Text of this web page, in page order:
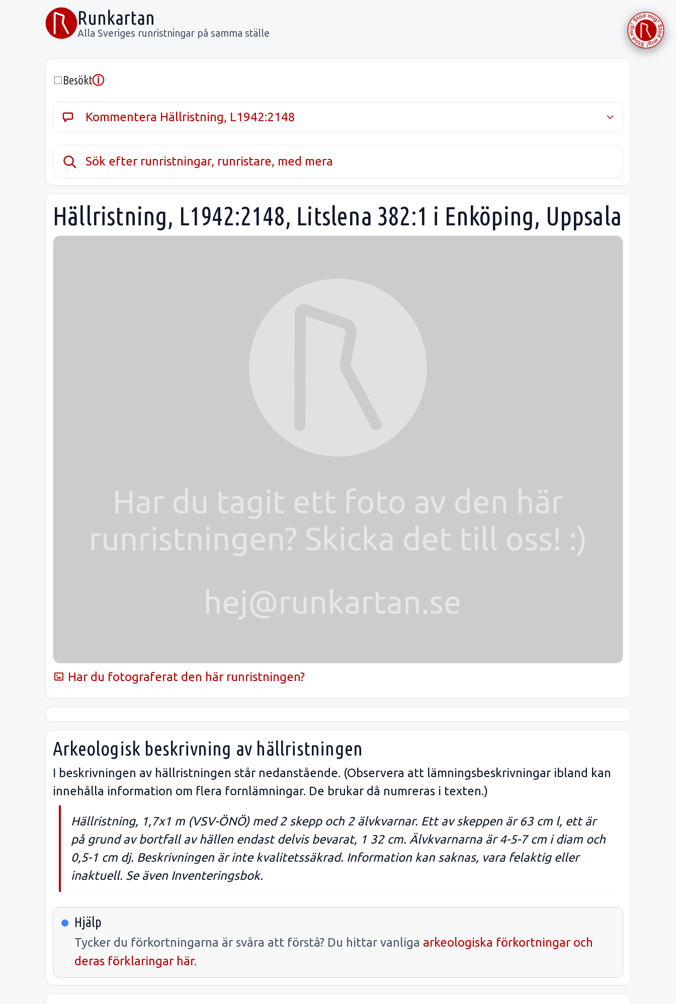
Runkartan
Alla Sveriges runristningar på samma ställe
Besöktⓘ
Kommentera Hällristning, L1942:2148
Sök efter runristningar, runristare, med mera
Hällristning, L1942:2148, Litslena 382:1 i Enköping, Uppsala
Har du fotograferat den här runristningen?
Arkeologisk beskrivning av hällristningen
I beskrivningen av hällristningen står nedanstående. (Observera att lämningsbeskrivningar ibland kan
innehålla information om flera fornlämningar. De brukar då numreras i texten.)
Hällristning, 1,7x1 m (VSV-ÖNÖ) med 2 skepp och 2 älvkvarnar. Ett av skeppen är 63 cm l, ett är
på grund av bortfall av hällen endast delvis bevarat, 1 32 cm. Älvkvarnarna är 4-5-7 cm i diam och
0,5-1 cm dj. Beskrivningen är inte kvalitetssäkrad. Information kan saknas, vara felaktig eller
inaktuell. Se även Inventeringsbok.
Hjälp
Tycker du förkortningarna är svåra att förstå? Du hittar vanliga arkeologiska förkortningar och
deras förklaringar här.